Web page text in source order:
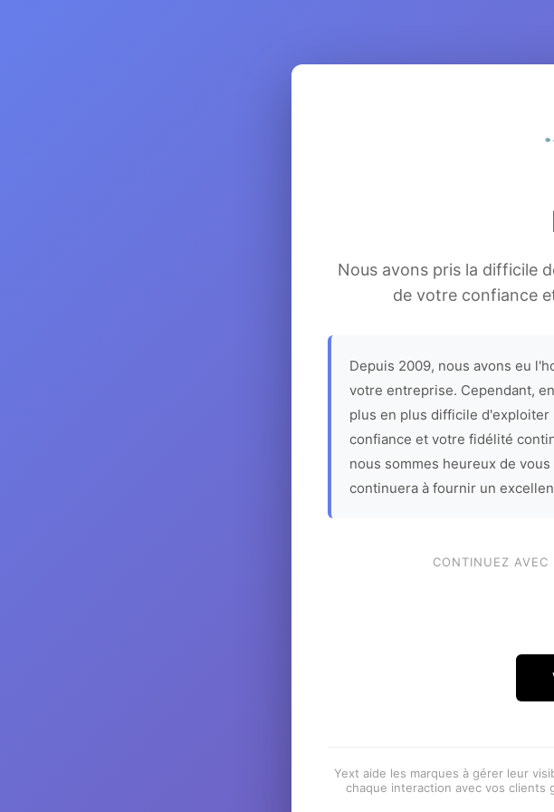
Nous avons pris la difficile
de votre confiance
Depuis 2009, nous avons eu
votre entreprise. Cependant,
plus en plus difficile
confiance et votre fidélité
nous sommes heureux de
continuera à fournir un
CONTINUEZ AVEC
Yext aide les marques à gérer leur
chaque interaction avec vos clients